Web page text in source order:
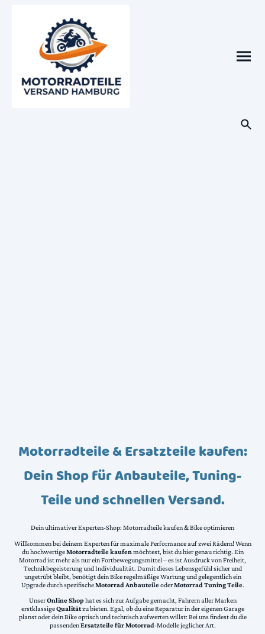
Motorradteile & Ersatzteile kaufen:
Dein Shop für Anbauteile, Tuning-
Teile und schnellen Versand.
Dein ultimativer Experten-Shop: Motorradteile kaufen & Bike optimieren
Willkommen bei deinem Experten für maximale Performance auf zwei Rädern! Wenn
du hochwertigeMotorradteile kaufen möchtest, bist du hier genau richtig. Ein
Motorrad ist mehr als nur ein Fortbewegungsmittel – es ist Ausdruck von Freiheit,
Technikbegeisterung und Individualität. Damit dieses Lebensgefühl sicher und
ungetrübt bleibt, benötigt dein Bike regelmäßige Wartung und gelegentlich ein
Upgrade durch spezifischeMotorrad AnbauteileoderMotorrad Tuning Teile.
UnserOnline Shophat es sich zur Aufgabe gemacht, Fahrern aller Marken
erstklassigeQualitätzu bieten. Egal, ob du eine Reparatur in der eigenen Garage
planst oder dein Bike optisch und technisch aufwerten willst: Bei uns findest du die
passendenErsatzteile für Motorrad-Modelle jeglicher Art.